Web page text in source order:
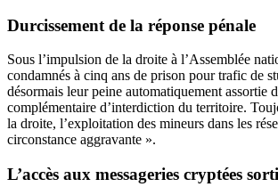
Durcissement de la réponse pénale
Sous l’impulsion de la droite à l’Assemblée
condamnés à cinq ans de prison pour trafic de
désormais leur peine automatiquement assortie
complémentaire d’interdiction du territoire.
la droite, l’exploitation des mineurs dans les
circonstance aggravante ».
L’accès aux messageries cryptées